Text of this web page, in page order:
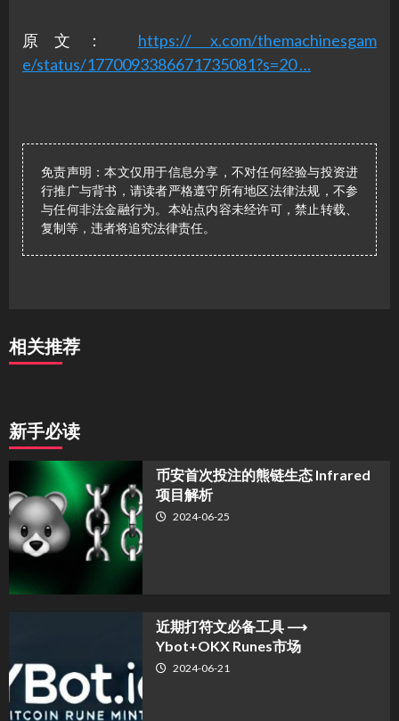
原文： https:// x.com/themachinesgam
e/status/1770093386671735081?s=20 …
免责声明：本文仅用于信息分享，不对任何经验与投资进
行推广与背书，请读者严格遵守所有地区法律法规，不参
与任何非法金融行为。本站点内容未经许可，禁止转载、
复制等，违者将追究法律责任。
相关推荐
新手必读
币安首次投注的熊链生态 Infrared
项目解析
2024-06-25
近期打符文必备工具 ⟶
Ybot+OKX Runes市场
2024-06-21